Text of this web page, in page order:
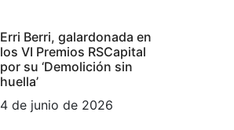
Erri Berri, galardonada en
los VI Premios RSCapital
por su ‘Demolición sin
huella’
4 de junio de 2026